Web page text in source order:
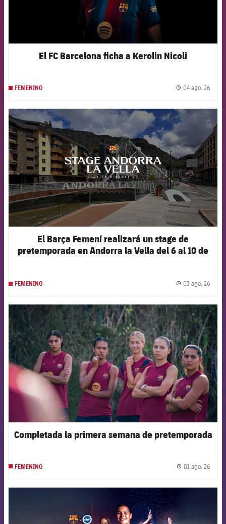
El FC Barcelona ficha a Kerolin Nicoli
FEMENINO 04 ago. 26
FCB Barcelona badge
El Barça Femení realizará un stage de
pretemporada en Andorra la Vella del 6 al 10 de
FEMENINO 03 ago. 26
FCB Barcelona badge
Completada la primera semana de pretemporada
FEMENINO 01 ago. 26
FCB Barcelona badge